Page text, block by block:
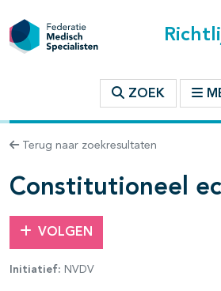
ZOEK
Terug naar zoekresultaten
Constitutioneel
VOLGEN
Initiatief: NVDV
binnen deze richtlijn
open- en dichtklappen